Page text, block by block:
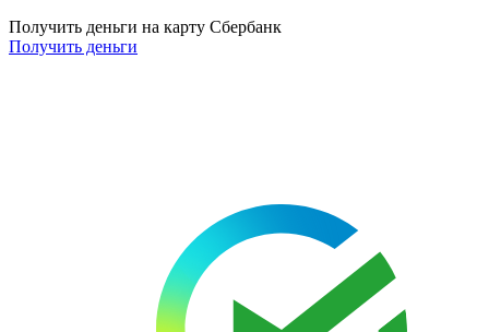
Получить деньги на карту Сбербанк
Получить деньги